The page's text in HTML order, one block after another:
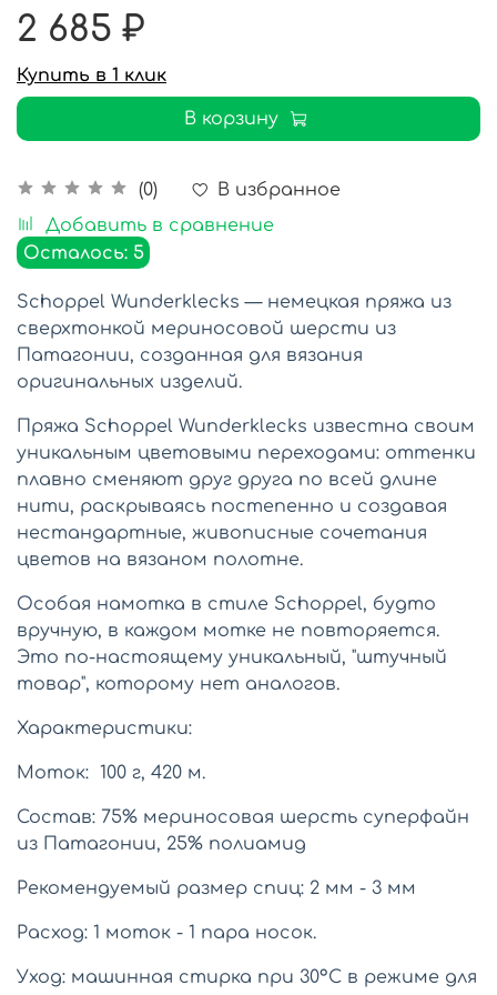
(0)
В избранное
Добавить в сравнение
Осталось: 5
2 685 ₽
Купить в 1 клик
В корзину
Schoppel Wunderklecks — немецкая пряжа из
сверхтонкой мериносовой шерсти из
Патагонии, созданная для вязания
оригинальных изделий.
Пряжа Schoppel Wunderklecks известна своим
уникальным цветовыми переходами: оттенки
плавно сменяют друг друга по всей длине
нити, раскрываясь постепенно и создавая
нестандартные, живописные сочетания
цветов на вязаном полотне.
Особая намотка в стиле Schoppel, будто
вручную, в каждом мотке не повторяется.
Это по-настоящему уникальный, "штучный
товар", которому нет аналогов.
Характеристики:
Моток: 100 г, 420 м.
Состав: 75% мериносовая шерсть суперфайн
из Патагонии, 25% полиамид
Рекомендуемый размер спиц: 2 мм - 3 мм
Расход: 1 моток - 1 пара носок.
Уход: машинная стирка при 30°C в режиме для